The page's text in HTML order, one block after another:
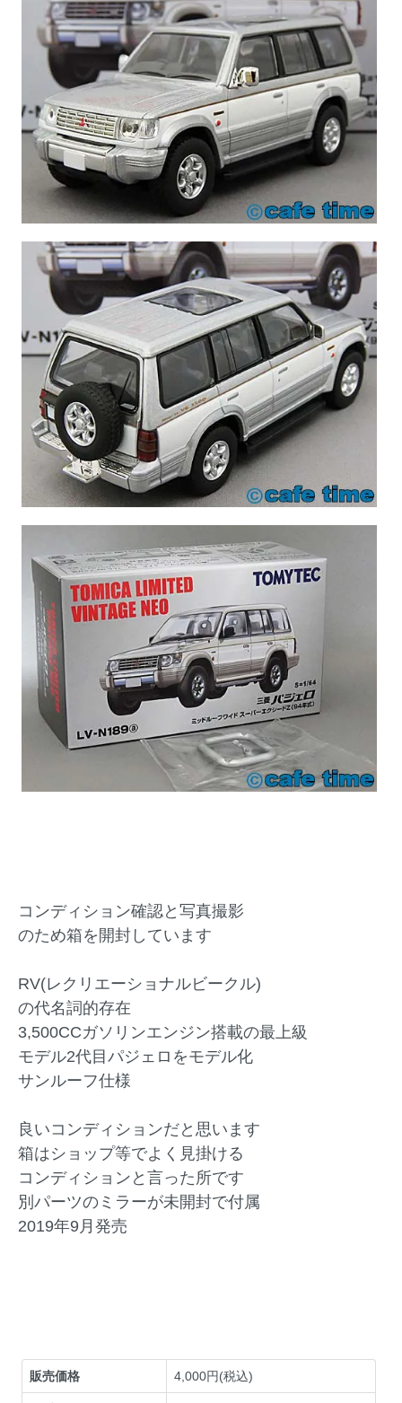
コンディション確認と写真撮影
のため箱を開封しています
RV(レクリエーショナルビークル)
の代名詞的存在
3,500CCガソリンエンジン搭載の最上級
モデル2代目パジェロをモデル化
サンルーフ仕様
良いコンディションだと思います
箱はショップ等でよく見掛ける
コンディションと言った所です
別パーツのミラーが未開封で付属
2019年9月発売
販売価格 4,000円(税込)